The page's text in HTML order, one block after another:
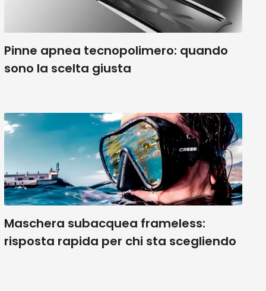
i
a
di
a
mi
di
Pinne apnea tecnopolimero: quando
sono la scelta giusta
Maschera subacquea frameless:
risposta rapida per chi sta scegliendo